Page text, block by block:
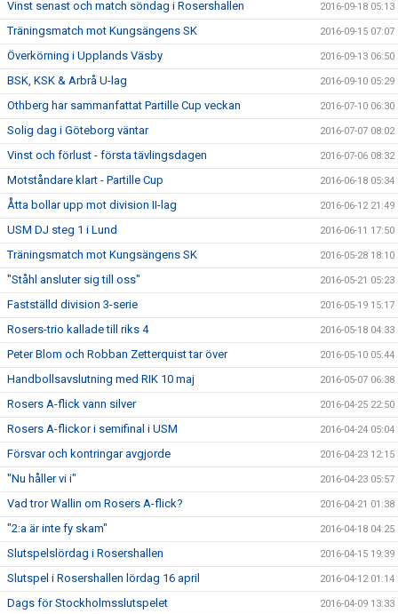
Vinst senast och match söndag i Rosershallen 2016-09-18 05:13
Träningsmatch mot Kungsängens SK 2016-09-15 07:07
Överkörning i Upplands Väsby 2016-09-13 06:50
BSK, KSK & Arbrå U-lag 2016-09-10 05:29
Othberg har sammanfattat Partille Cup veckan 2016-07-10 06:30
Solig dag i Göteborg väntar 2016-07-07 08:02
Vinst och förlust - första tävlingsdagen 2016-07-06 08:32
Motståndare klart - Partille Cup 2016-06-18 05:34
Åtta bollar upp mot division II-lag 2016-06-12 21:49
USM DJ steg 1 i Lund 2016-06-11 17:50
Träningsmatch mot Kungsängens SK 2016-05-28 18:10
"Ståhl ansluter sig till oss" 2016-05-21 05:23
Fastställd division 3-serie 2016-05-19 15:17
Rosers-trio kallade till riks 4 2016-05-18 04:33
Peter Blom och Robban Zetterquist tar över 2016-05-10 05:44
Handbollsavslutning med RIK 10 maj 2016-05-07 06:38
Rosers A-flick vann silver 2016-04-25 22:50
Rosers A-flickor i semifinal i USM 2016-04-24 05:04
Försvar och kontringar avgjorde 2016-04-23 12:15
"Nu håller vi i" 2016-04-23 05:57
Vad tror Wallin om Rosers A-flick? 2016-04-21 01:38
"2:a är inte fy skam" 2016-04-18 04:25
Slutspelslördag i Rosershallen 2016-04-15 19:39
Slutspel i Rosershallen lördag 16 april 2016-04-12 01:14
Dags för Stockholmsslutspelet 2016-04-09 13:33